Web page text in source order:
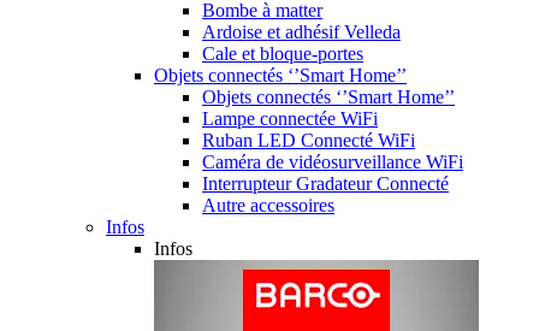
Bombe à matter
Ardoise et adhésif Velleda
Cale et bloque-portes
Objets connectés ‘’Smart Home’’
Objets connectés ‘’Smart Home’’
Lampe connectée WiFi
Ruban LED Connecté WiFi
Caméra de vidéosurveillance WiFi
Interrupteur Gradateur Connecté
Autre accessoires
Infos
Infos